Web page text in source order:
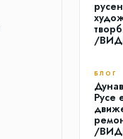
/
БЛОГ
Русе
/